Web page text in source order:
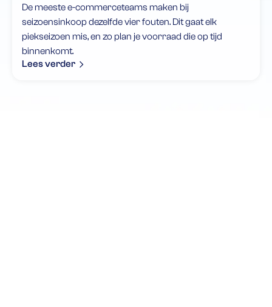
De meeste e-commerceteams maken bij
seizoensinkoop dezelfde vier fouten. Dit gaat elk
piekseizoen mis, en zo plan je voorraad die op tijd
binnenkomt.
Lees verder